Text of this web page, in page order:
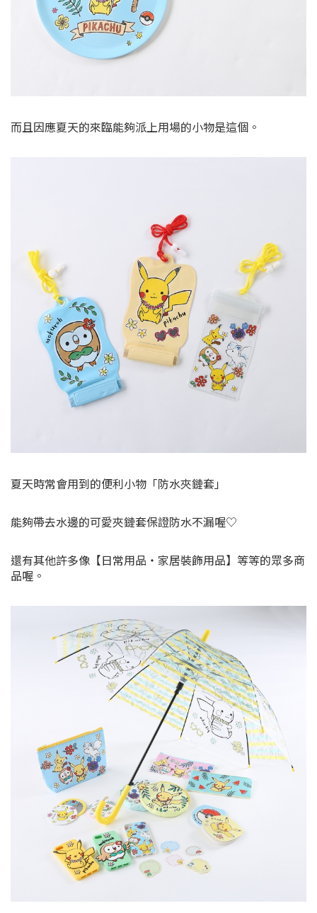
而且因應夏天的來臨能夠派上用場的小物是這個。
夏天時常會用到的便利小物「防水夾鏈套」
能夠帶去水邊的可愛夾鏈套保證防水不漏喔♡
還有其他許多像【日常用品・家居裝飾用品】等等的眾多商
品喔。